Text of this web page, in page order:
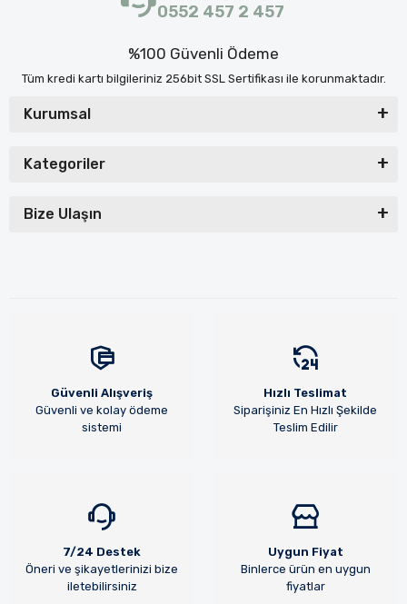
0552 457 2 457
%100 Güvenli Ödeme
Tüm kredi kartı bilgileriniz 256bit SSL Sertifikası ile korunmaktadır.
Kurumsal
Kategoriler
Bize Ulaşın
Güvenli Alışveriş
Güvenli ve kolay ödeme
sistemi
Hızlı Teslimat
Siparişiniz En Hızlı Şekilde
Teslim Edilir
7/24 Destek
Öneri ve şikayetlerinizi bize
iletebilirsiniz
Uygun Fiyat
Binlerce ürün en uygun
fiyatlar